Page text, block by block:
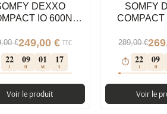
DEXXO
IO 600N
€249,00 € TTC
22
J
09
H
01
M
16
S
Voir le produit
SOMFY
COMPACT
289,00 €
⏱ 22
J
09
H
Voir le